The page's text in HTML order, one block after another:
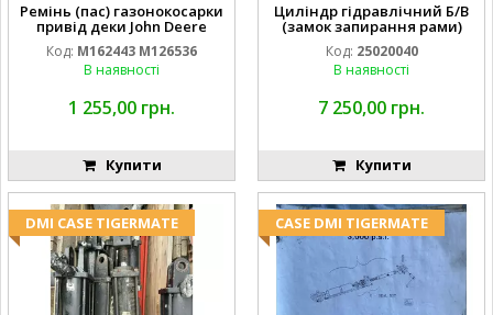
Ремінь (пас) газонокосарки
привід деки John Deere
M162443 M126536
Код: M162443 M126536
В наявності
1 255,00 грн.
Купити
Циліндр гідравлічний Б/В
(замок запирання рами)
2''X4'' 25320040
Код: 25020040
В наявності
7 250,00 грн.
Купити
DMI CASE TIGERMATE CASE DMI TIGERMATE